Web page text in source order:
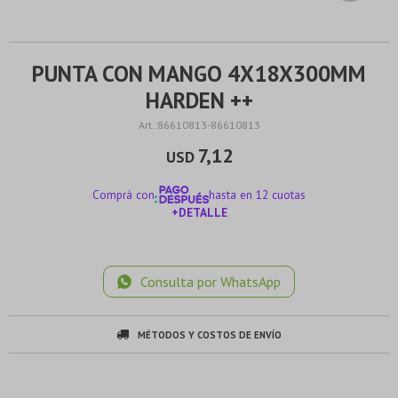
PUNTA CON MANGO 4X18X300MM
HARDEN ++
86610813-86610813
USD 7,12
Comprá con
hasta en 12 cuotas
+DETALLE
Consulta por WhatsApp
MÉTODOS Y COSTOS DE ENVÍO